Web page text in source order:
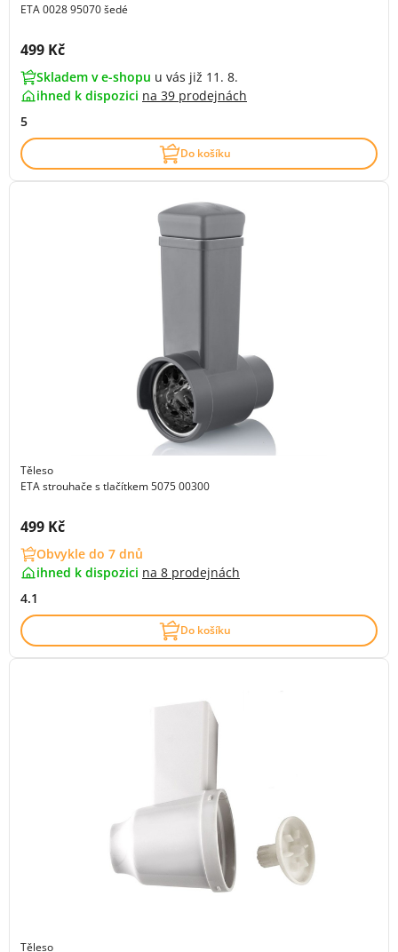
ETA 0028 95070 šedé
Cena s DPH:
499 Kč
Skladem v e-shopu u vás již 11. 8.
ihned k dispozici na 39 prodejnách
5
Do košíku
Těleso
ETA strouhače s tlačítkem 5075 00300
Cena s DPH:
499 Kč
Obvykle do 7 dnů
ihned k dispozici na 8 prodejnách
4.1
Do košíku
Těleso